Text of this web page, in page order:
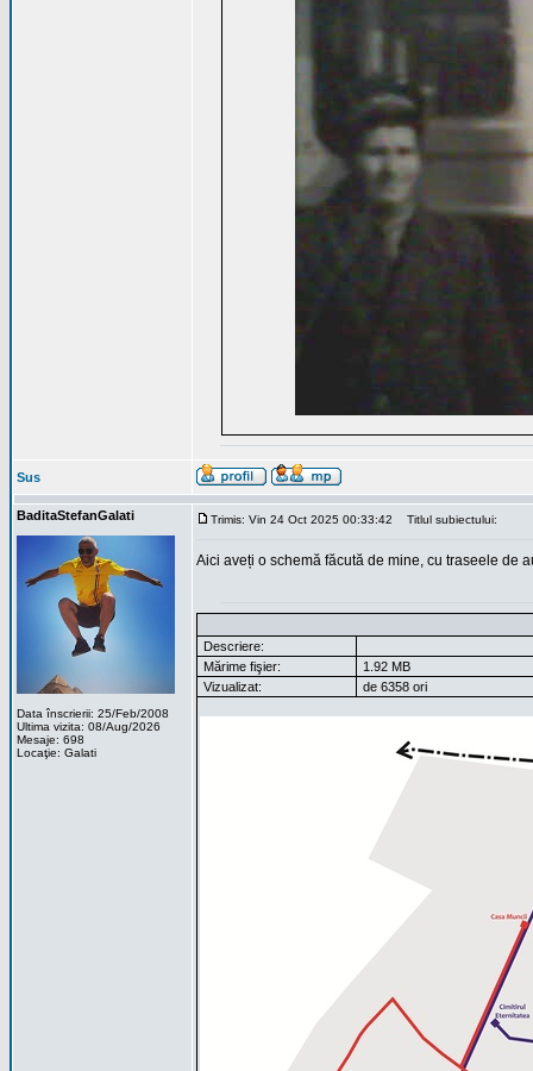
Sus
BaditaStefanGalati
Data înscrierii: 25/Feb/2008
Ultima vizita: 08/Aug/2026
Mesaje: 698
Locaţie: Galati
Trimis: Vin 24 Oct 2025 00:33:42 Titlul subiectului:
Aici aveți o schemă făcută de mine, cu traseele de
Descriere:
Mărime fişier:
1.92 MB
Vizualizat:
de 6358 ori